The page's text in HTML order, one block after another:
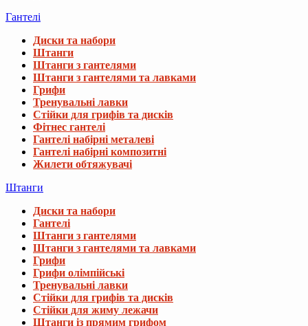
Гантелі
Диски та набори
Штанги
Штанги з гантелями
Штанги з гантелями та лавками
Грифи
Тренувальні лавки
Стійки для грифів та дисків
Фітнес гантелі
Гантелі набірні металеві
Гантелі набірні композитні
Жилети обтяжувачі
Штанги
Диски та набори
Гантелі
Штанги з гантелями
Штанги з гантелями та лавками
Грифи
Грифи олімпійські
Тренувальні лавки
Стійки для грифів та дисків
Стійки для жиму лежачи
Штанги із прямим грифом